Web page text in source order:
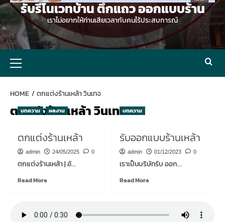
รับรีโนเวทบ้าน ตึกแถว ออกแบบร้าน
เราไม่อยากให้ท่านเสียเวลากับคนไร้ประสบการณ์
Menu
HOME ตกแต่งร้านเหล้า วินเทจ
ตกแต่งร้านเหล้า วินเทจ
บทความ ผลงาน
ตกแต่งร้านเหล้า
admin 24/05/2025 0
ตกแต่งร้านเหล้า | อั...
Read MoreRead
ร้าน
บทความ
รับออกแบบร้านเหล้า
admin 01/12/2023 0
เราเป็นบริษัทรับ ออก...
Read MoreRead
ออกแบบ